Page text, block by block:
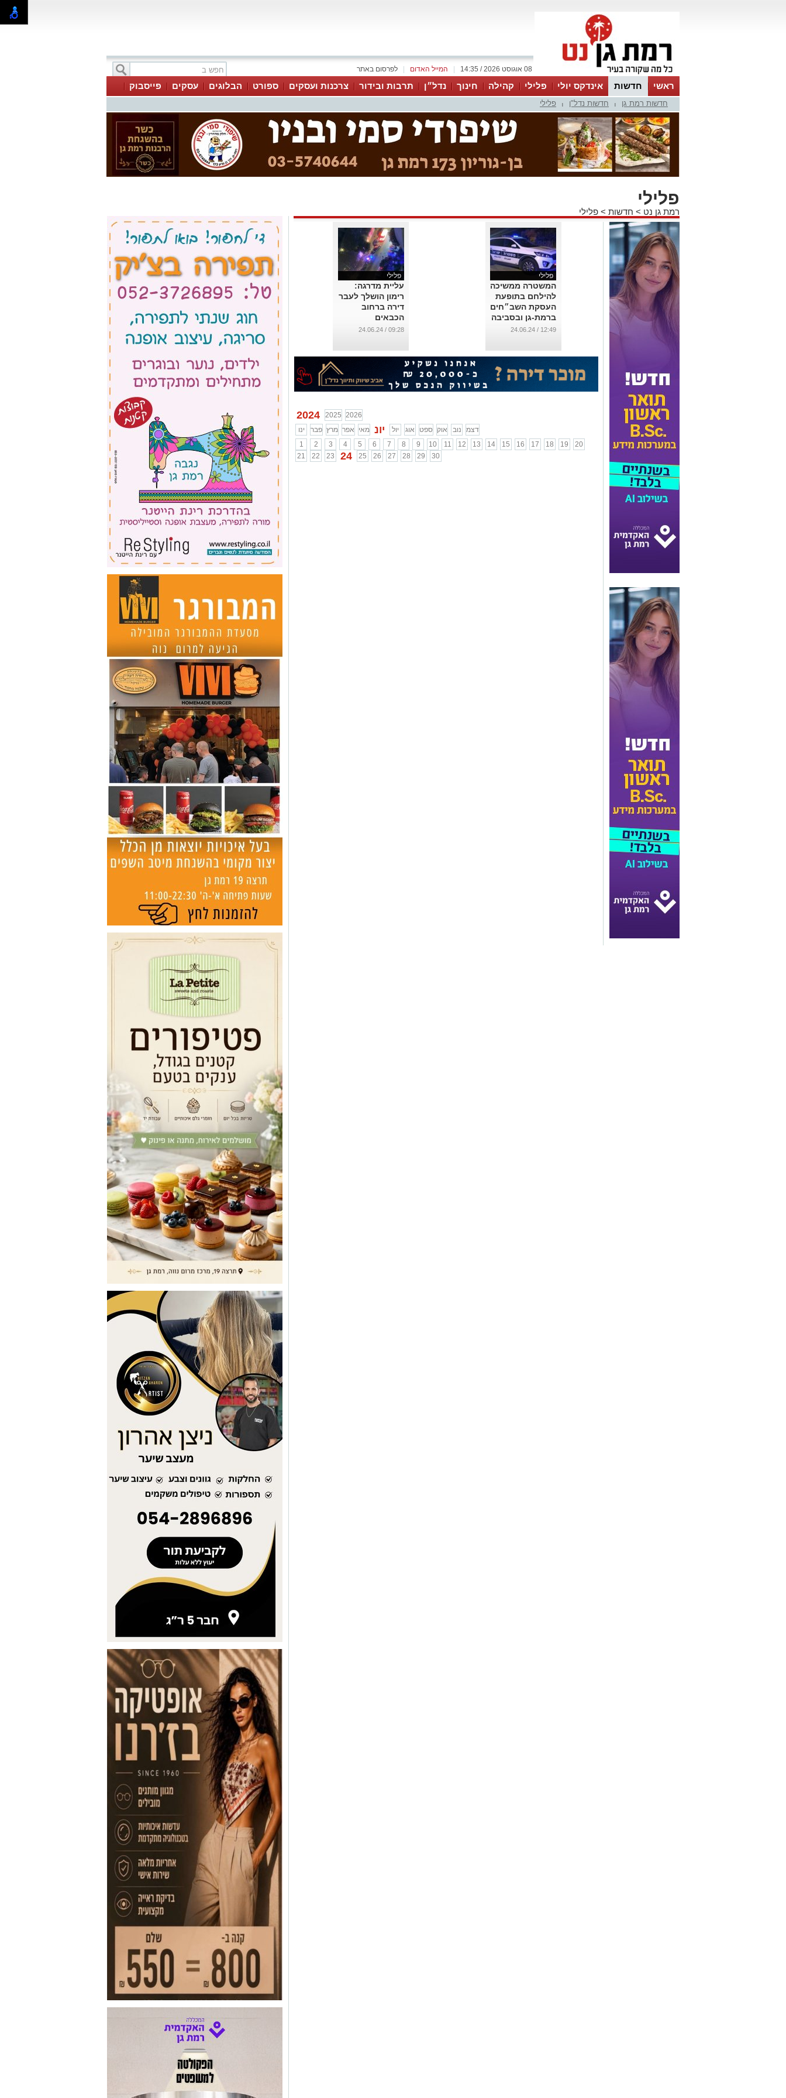
לפרסום באתר המייל האדום 08 אוגוסט 2026 / 14:35
ראשי חדשות אינדקס יולי פלילי קהילה חינוך נדל״ן תרבות ובידור צרכנות ועסקים ספורט הבלוגים עסקים
פייסבוק
ווטסאפ
חדשות רמת גן חדשות נדל"ן פלילי
פלילי
רמת גן נט > חדשות > פלילי
פלילי
המשטרה ממשיכה
להילחם בתופעת
העסקת השב״חים
ברמת-גן ובסביבה
...
12:49 / 24.06.24
פלילי
עליית מדרגה:
רימון הושלך לעבר
דירה ברחוב
הכבאים
...
09:28 / 24.06.24
2024 2025 2026
ינו
פבר מרץ אפר מאי יונ יול אוג ספט אוק נוב
דצמ
1
2 3 4 5 6 7 8 9 10 11 12 13 14 15 16 17 18 19
20
21
22 23 24 25 26 27 28 29 30